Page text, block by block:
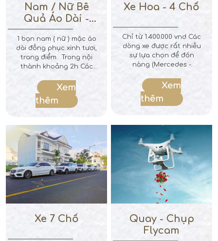
Nam / Nữ Bê
Quả Áo Dài -
Xanh Lá Đậm
1 bạn nam ( nữ ) mặc áo
dài đồng phục xinh tươi,
trang điểm.. Trong nội
thành khoảng 2h Các
qua nhà cô dâu, bê lễ
bào nhà và chờ nhà
mình làm lể xong trả
lì xì trả duyên
Xem
thêm
Xe Hoa - 4 Chổ
Chỉ từ 1.400.000 vnd Các
dòng xe được rất nhiều
sự lựa chọn để đón
nàng (Mercedes -
MG5 - Creta ...) Giá thuê
trong 4h nội thành Đã
nhất
Xem
thêm
Xe 7 Chổ
Quay - Chụp
Flycam